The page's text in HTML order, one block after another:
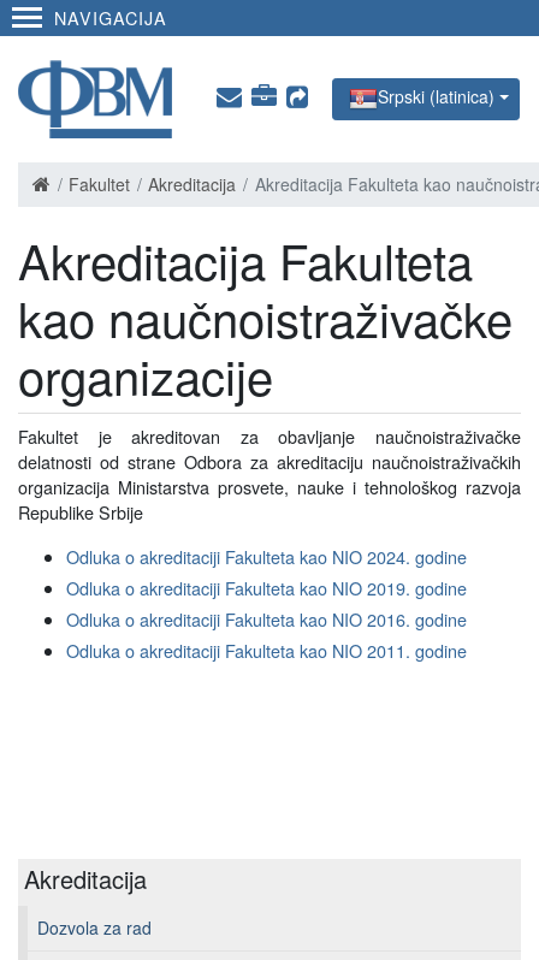
NAVIGACIJA
Srpski (latinica)
Fakultet Akreditacija Akreditacija Fakulteta kao
Akreditacija
Dozvola za rad
Akreditacija Fakulteta
kao naučnoistraživačke
organizacije
Fakultet je akreditovan za obavljanje naučnoistraživačke
delatnosti od strane Odbora za akreditaciju naučnoistraživačkih
organizacija Ministarstva prosvete, nauke i tehnološkog razvoja
Republike Srbije
Odluka o akreditaciji Fakulteta kao NIO 2024. godine
Odluka o akreditaciji Fakulteta kao NIO 2019. godine
Odluka o akreditaciji Fakulteta kao NIO 2016. godine
Odluka o akreditaciji Fakulteta kao NIO 2011. godine